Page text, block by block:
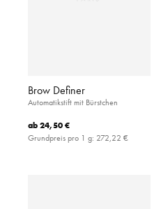
Brow Definer
Automatikstift mit Bürstchen
ab24,50 €
Grundpreis pro 1 g: 272,22 €